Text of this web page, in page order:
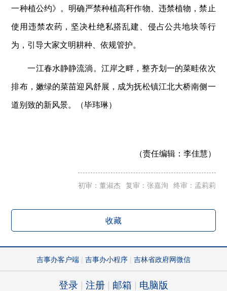
一种植公约》。明确严禁种植高秆作物、违禁植物，禁止
使用违禁农药，坚决杜绝私搭乱建、侵占公共地块等行
为，引导大家文明耕种、依规管护。
一江春水静静流淌。江岸之畔，整齐划一的菜畦依次
排布，嫩绿的菜苗迎风舒展，成为抚松镇江北大桥南侧一
道别致的新风景。（毕玮琳）
（责任编辑： 李佳慧）
初审：董淑杰 复审：张嘉洵 终审：孟莉莉
收藏